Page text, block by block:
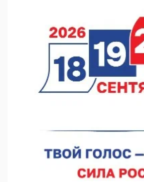
07.08.2026 12:15
В Нижнем Новгороде прошло
07.08.2026 12:04